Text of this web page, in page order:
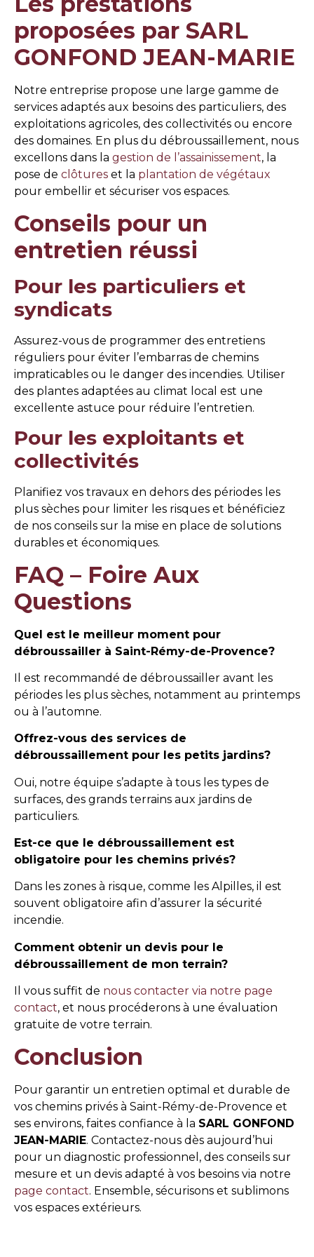
proposées par SARL
GONFOND JEAN-MARIE
Notre entreprise propose une large gamme de
services adaptés aux besoins des particuliers, des
exploitations agricoles, des collectivités ou encore
des domaines. En plus du débroussaillement, nous
excellons dans la gestion de l’assainissement, la
pose de clôtures et la plantation de végétaux
pour embellir et sécuriser vos espaces.
Conseils pour un
entretien réussi
Pour les particuliers et
syndicats
Assurez-vous de programmer des entretiens
réguliers pour éviter l’embarras de chemins
impraticables ou le danger des incendies. Utiliser
des plantes adaptées au climat local est une
excellente astuce pour réduire l’entretien.
Pour les exploitants et
collectivités
Planifiez vos travaux en dehors des périodes les
plus sèches pour limiter les risques et bénéficiez
de nos conseils sur la mise en place de solutions
durables et économiques.
FAQ – Foire Aux
Questions
Quel est le meilleur moment pour
débroussailler à Saint-Rémy-de-Provence?
Il est recommandé de débroussailler avant les
périodes les plus sèches, notamment au printemps
ou à l’automne.
Offrez-vous des services de
débroussaillement pour les petits jardins?
Oui, notre équipe s’adapte à tous les types de
surfaces, des grands terrains aux jardins de
particuliers.
Est-ce que le débroussaillement est
obligatoire pour les chemins privés?
Dans les zones à risque, comme les Alpilles, il est
souvent obligatoire afin d’assurer la sécurité
incendie.
Comment obtenir un devis pour le
débroussaillement de mon terrain?
Il vous suffit de nous contacter via notre page
contact, et nous procéderons à une évaluation
gratuite de votre terrain.
Conclusion
Pour garantir un entretien optimal et durable de
vos chemins privés à Saint-Rémy-de-Provence et
ses environs, faites confiance à la SARL GONFOND
JEAN-MARIE. Contactez-nous dès aujourd’hui
pour un diagnostic professionnel, des conseils sur
mesure et un devis adapté à vos besoins via notre
page contact. Ensemble, sécurisons et sublimons
vos espaces extérieurs.